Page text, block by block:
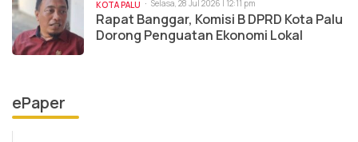
KOTA PALU Selasa, 28 Jul 2026 | 12:11 pm
Rapat Banggar, Komisi B DPRD Kota Palu
Dorong Penguatan Ekonomi Lokal
ePaper